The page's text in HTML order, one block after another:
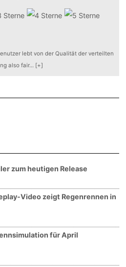
lebt von der Qualität der verteilten
also fair... [+]
zum heutigen Release
Video zeigt Regenrennen in
für April